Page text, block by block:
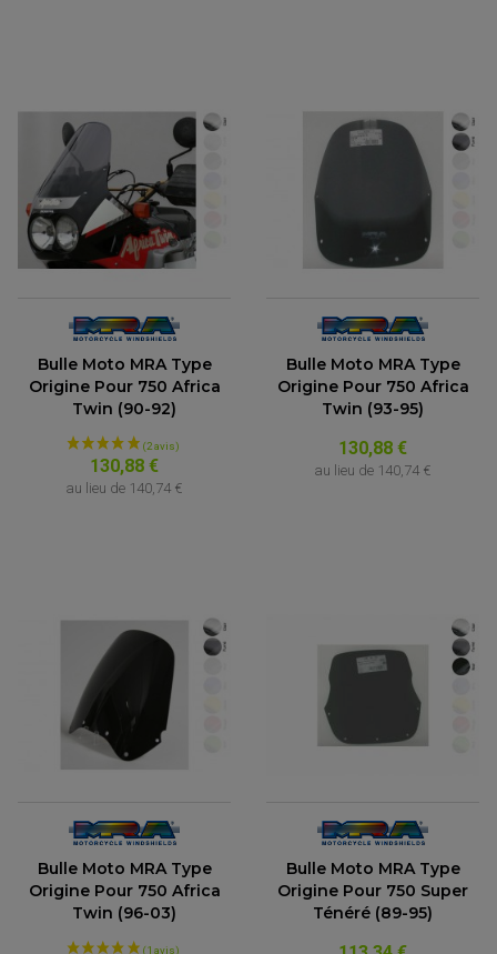
Bulle Moto MRA Type
Origine Pour 750 Africa
Twin (90-92)
130,88 €
au lieu de 140,74 €
Bulle Moto MRA Type
Origine Pour 750 Africa
Twin (93-95)
130,88 €
au lieu de 140,74 €
Bulle Moto MRA Type
Origine Pour 750 Africa
Twin (96-03)
Bulle Moto MRA Type
Origine Pour 750 Super
Ténéré (89-95)